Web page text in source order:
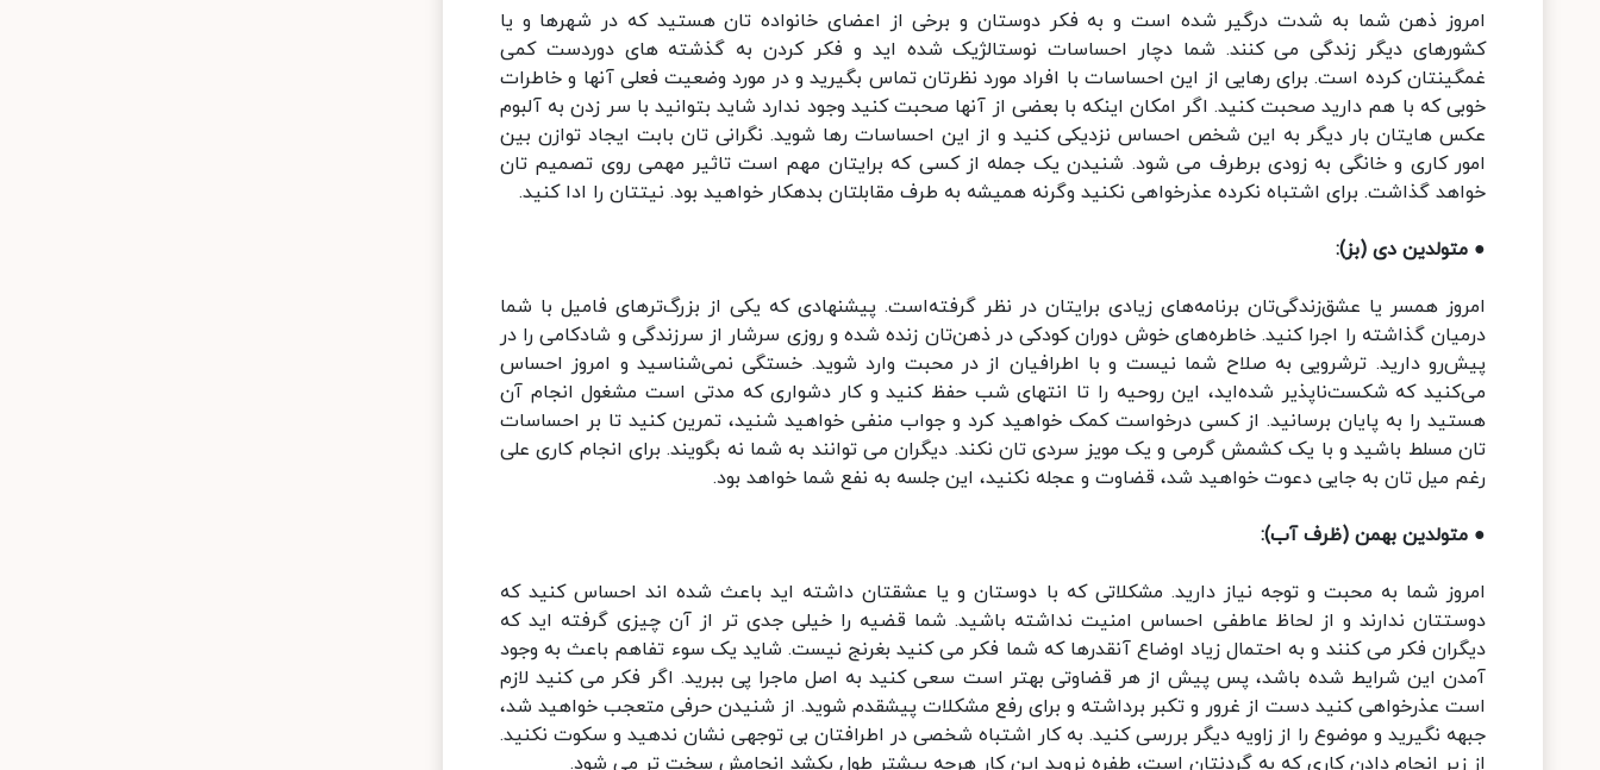
امروز ذهن شما به شدت درگیر شده است و به فکر دوستان و برخی از اعضای خانواده تان هستید که در شهرها و یا
کشورهای دیگر زندگی می کنند. شما دچار احساسات نوستالژیک شده اید و فکر کردن به گذشته های دوردست کمی
غمگینتان کرده است. برای رهایی از این احساسات با افراد مورد نظرتان تماس بگیرید و در مورد وضعیت فعلی آنها و خاطرات
خوبی که با هم دارید صحبت کنید. اگر امکان اینکه با بعضی از آنها صحبت کنید وجود ندارد شاید بتوانید با سر زدن به آلبوم
عکس هایتان بار دیگر به این شخص احساس نزدیکی کنید و از این احساسات رها شوید. نگرانی تان بابت ایجاد توازن بین
امور کاری و خانگی به زودی برطرف می شود. شنیدن یک جمله از کسی که برایتان مهم است تاثیر مهمی روی تصمیم تان
خواهد گذاشت. برای اشتباه نکرده عذرخواهی نکنید وگرنه همیشه به طرف مقابلتان بدهکار خواهید بود. نیتتان را ادا کنید.
● متولدین دی (بز):
امروز همسر یا عشق‌زندگی‌تان برنامه‌های زیادی برایتان در نظر گرفته‌است. پیشنهادی که یکی از بزرگ‌ترهای فامیل با شما
درمیان گذاشته را اجرا کنید. خاطره‌های خوش دوران کودکی در ذهن‌تان زنده شده و روزی سرشار از سرزندگی‌ و شادکامی را در
پیش‌رو دارید. ترشرویی به صلاح شما نیست و با اطرافیان از در محبت وارد شوید. خستگی نمی‌شناسید و امروز احساس
می‌کنید که شکست‌ناپذیر شده‌اید، این روحیه را تا انتهای شب حفظ کنید و کار دشواری که مدتی است مشغول انجام آن
هستید را به پایان برسانید. از کسی درخواست کمک خواهید کرد و جواب منفی خواهید شنید، تمرین کنید تا بر احساسات
تان مسلط باشید و با یک کشمش گرمی و یک مویز سردی تان نکند. دیگران می توانند به شما نه بگویند. برای انجام کاری علی
رغم میل تان به جایی دعوت خواهید شد، قضاوت و عجله نکنید، این جلسه به نفع شما خواهد بود.
● متولدین بهمن (ظرف آب):
امروز شما به محبت و توجه نیاز دارید. مشکلاتی که با دوستان و یا عشقتان داشته اید باعث شده اند احساس کنید که
دوستتان ندارند و از لحاظ عاطفی احساس امنیت نداشته باشید. شما قضیه را خیلی جدی تر از آن چیزی گرفته اید که
دیگران فکر می کنند و به احتمال زیاد اوضاع آنقدرها که شما فکر می کنید بغرنج نیست. شاید یک سوء تفاهم باعث به وجود
آمدن این شرایط شده باشد، پس پیش از هر قضاوتی بهتر است سعی کنید به اصل ماجرا پی ببرید. اگر فکر می کنید لازم
است عذرخواهی کنید دست از غرور و تکبر برداشته و برای رفع مشکلات پیشقدم شوید. از شنیدن حرفی متعجب خواهید شد،
جبهه نگیرید و موضوع را از زاویه دیگر بررسی کنید. به کار اشتباه شخصی در اطرافتان بی توجهی نشان ندهید و سکوت نکنید.
از زیر انجام دادن کاری که به گردنتان است، طفره نروید این کار هرچه بیشتر طول بکشد انجامش سخت تر می شود.